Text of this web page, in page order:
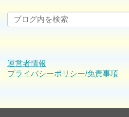
運営者情報
プライバシーポリシー/免責事項